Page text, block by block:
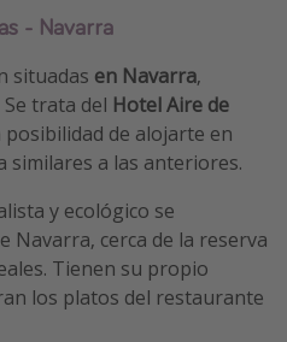
- Navarra
situadas en Navarra,
Se trata del Hotel Aire de
posibilidad de alojarte en
similares a las anteriores.
y ecológico se
Navarra, cerca de la reserva
Tienen su propio
los platos del restaurante